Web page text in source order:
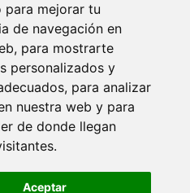
para mejorar tu
de navegación en
para mostrarte
personalizados y
para analizar
nuestra web y para
de donde llegan
Aceptar
preferences
ficcion.es